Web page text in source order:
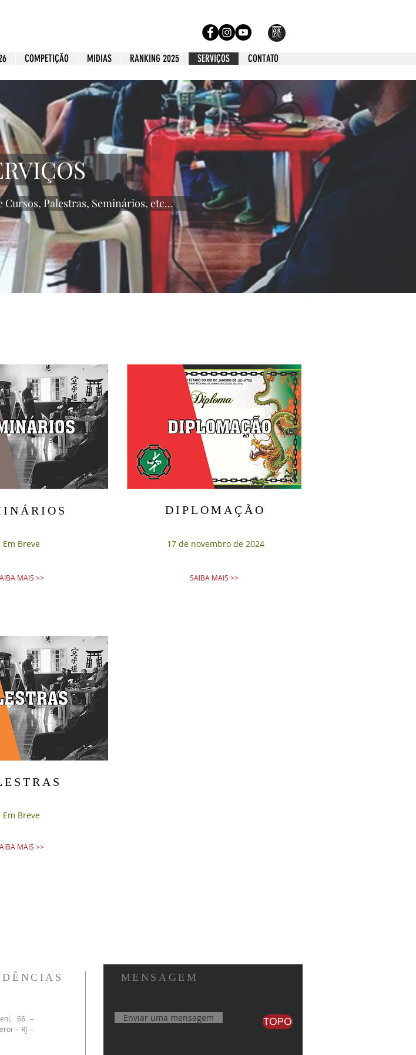
COMPETIÇÃO MIDIAS RANKING 2025 SERVIÇOS CONTATO
Cursos, Palestras, Seminários, etc...
Em Breve
MAIS >>
DIPLOMAÇÃO
17 de novembro de 2024
SAIBA MAIS >>
Em Breve
MAIS >>
66 –
– RJ –
MENSAGEM
Enviar uma mensagem TOPO